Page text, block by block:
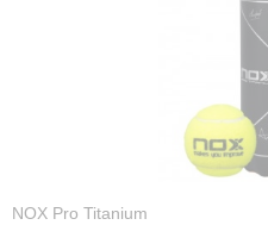
NOX Pro Titanium